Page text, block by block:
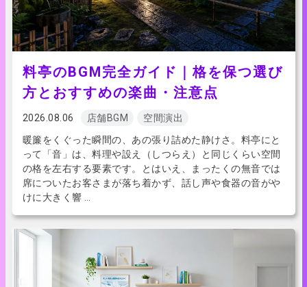
料亭のBGM完全ガイド｜格を保つ選び
方とおすすめの楽曲・注意点
2026.08.06 店舗BGM
空間演出
暖簾をくぐった瞬間の、あの張り詰めた静けさ。料亭にと
って「音」は、料理や設え（しつらえ）と同じくらい空間
の格を左右する要素です。とはいえ、まったくの無音では
席についたお客さまが落ち着かず、話し声や食器の音がや
けに大きく響 …